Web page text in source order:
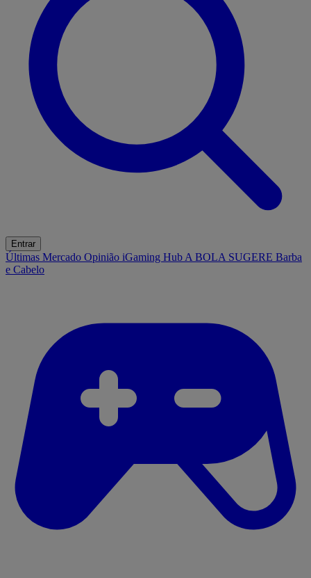
Entrar
Últimas Mercado Opinião iGaming Hub A BOLA SUGERE Barba
e Cabelo